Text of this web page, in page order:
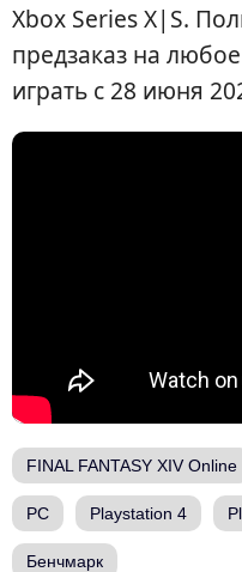
Xbox Series X|S.
предзаказ на
играть с 28 июня
FINAL FANTASY XIV Online
PC Playstation 4
Бенчмарк